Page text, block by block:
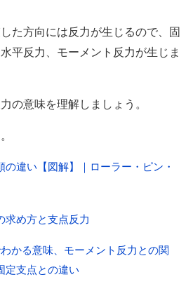
た方向には反力が生じるので、固
平反力、モーメント反力が生じま
の意味を理解しましょう。
違い【図解】｜ローラー・ピン・
求め方と支点反力
かる意味、モーメント反力との関
定支点との違い